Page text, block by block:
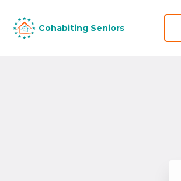
Cohabiting Seniors
Cohabiting Seniors